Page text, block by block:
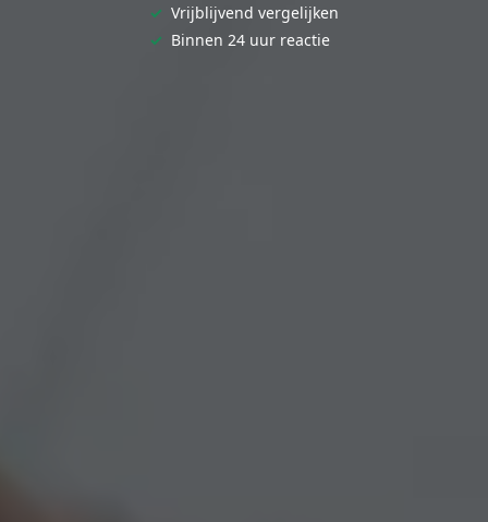
✓ Vrijblijvend vergelijken
✓ Binnen 24 uur reactie